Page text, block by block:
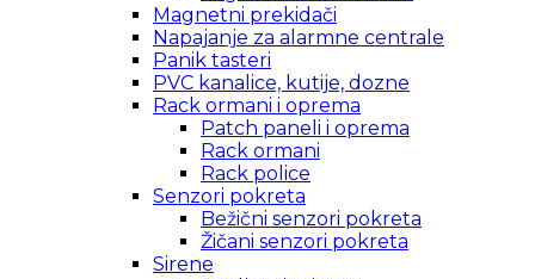
Magnetni prekidači
Napajanje za alarmne centrale
Panik tasteri
PVC kanalice, kutije, dozne
Rack ormani i oprema
Patch paneli i oprema
Rack ormani
Rack police
Senzori pokreta
Bežični senzori pokreta
Žičani senzori pokreta
Sirene